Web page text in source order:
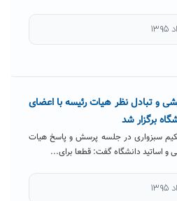
و تبادل نظر هیات رئیسه با اعضای
برگزار شد
سبزواری در جلسه پرسش و پاسخ هیات
و اساتید دانشگاه گفت: قطعا برای...